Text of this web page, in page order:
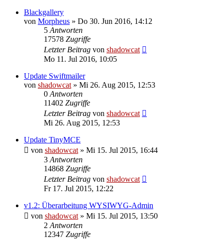
Blackgallery
von Morpheus » Do 30. Jun 2016, 14:12
5 Antworten
17578 Zugriffe
Letzter Beitrag von shadowcat
Mo 11. Jul 2016, 10:05
Update Swiftmailer
von shadowcat » Mi 26. Aug 2015, 12:53
0 Antworten
11402 Zugriffe
Letzter Beitrag von shadowcat
Mi 26. Aug 2015, 12:53
Update TinyMCE
von shadowcat » Mi 15. Jul 2015, 16:44
3 Antworten
14868 Zugriffe
Letzter Beitrag von shadowcat
Fr 17. Jul 2015, 12:22
v1.2: Überarbeitung WYSIWYG-Admin
von shadowcat » Mi 15. Jul 2015, 13:50
2 Antworten
12347 Zugriffe